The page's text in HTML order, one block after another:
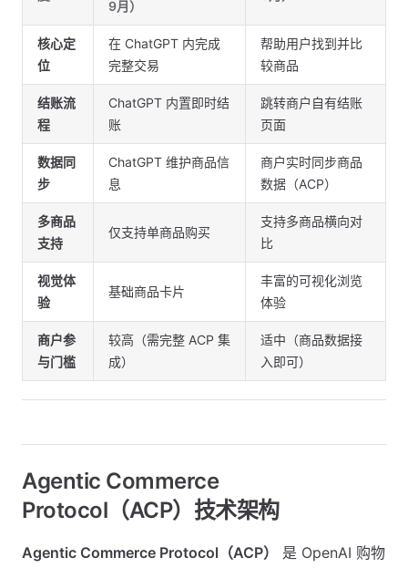
9月）
核心定
位
在 ChatGPT 内完成
完整交易
帮助用户找到并比
较商品
结账流
程
ChatGPT 内置即时结
账
跳转商户自有结账
页面
数据同
步
ChatGPT 维护商品信
息
商户实时同步商品
数据（ACP）
多商品
支持
仅支持单商品购买
支持多商品横向对
比
视觉体
验
基础商品卡片
丰富的可视化浏览
体验
商户参
与门槛
较高（需完整 ACP 集
成）
适中（商品数据接
入即可）
Agentic Commerce
Protocol（ACP）技术架构
Agentic Commerce Protocol（ACP）
是 OpenAI 购物